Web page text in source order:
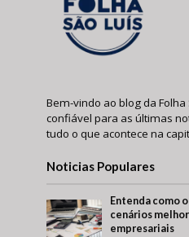
Bem-vindo ao blog da
confiável para as últimas
tudo o que acontece na
Noticias Populares
Entenda como
cenários
empresariais